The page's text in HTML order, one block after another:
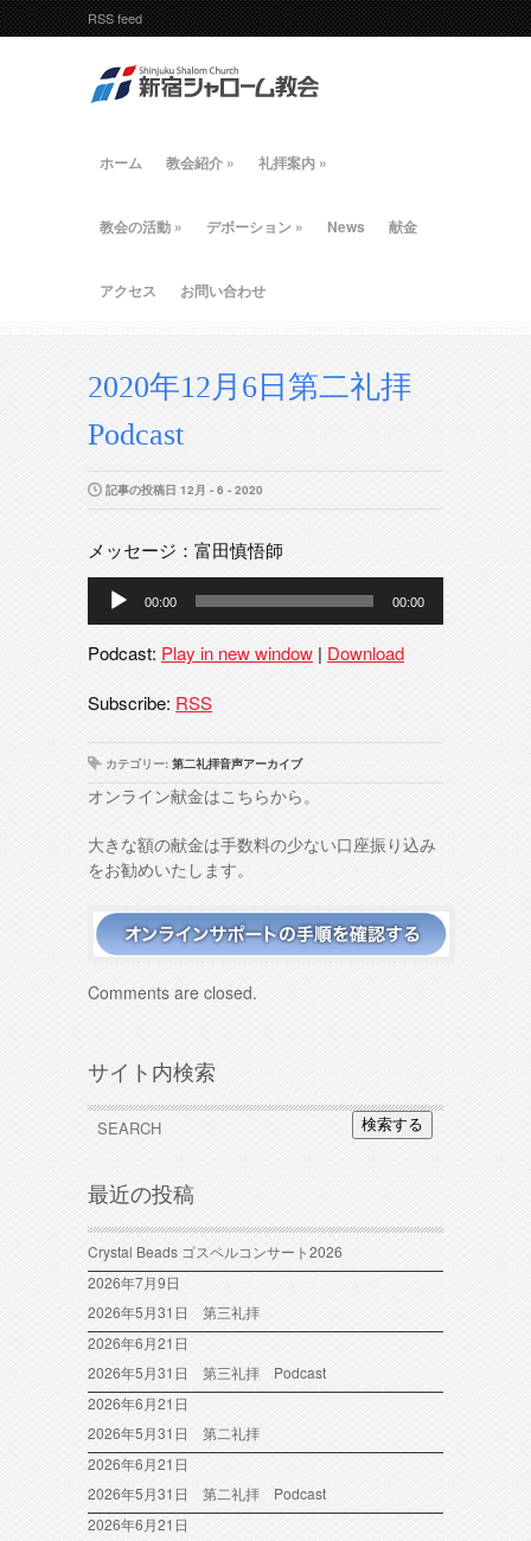
RSS feed
ホーム 教会紹介 » 礼拝案内 »
教会の活動 » デボーション » News 献金
アクセス お問い合わせ
2020年12月6日第二礼拝
Podcast
記事の投稿日 12月 - 6 - 2020
メッセージ：富田慎悟師
レ
ー
ー
00:00 00:00
Podcast: Play in new window | Download
Subscribe: RSS
カテゴリー: 第二礼拝音声アーカイブ
オンライン献金はこちらから。
大きな額の献金は手数料の少ない口座振り込み
をお勧めいたします。
Comments are closed.
サイト内検索
検索する
最近の投稿
Crystal Beads ゴスペルコンサート2026
2026年7月9日
2026年5月31日 第三礼拝
2026年6月21日
2026年5月31日 第三礼拝 Podcast
2026年6月21日
2026年5月31日 第二礼拝
2026年6月21日
2026年5月31日 第二礼拝 Podcast
2026年6月21日